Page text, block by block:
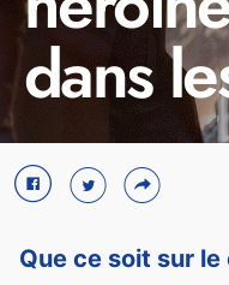
dans
Que ce soit sur